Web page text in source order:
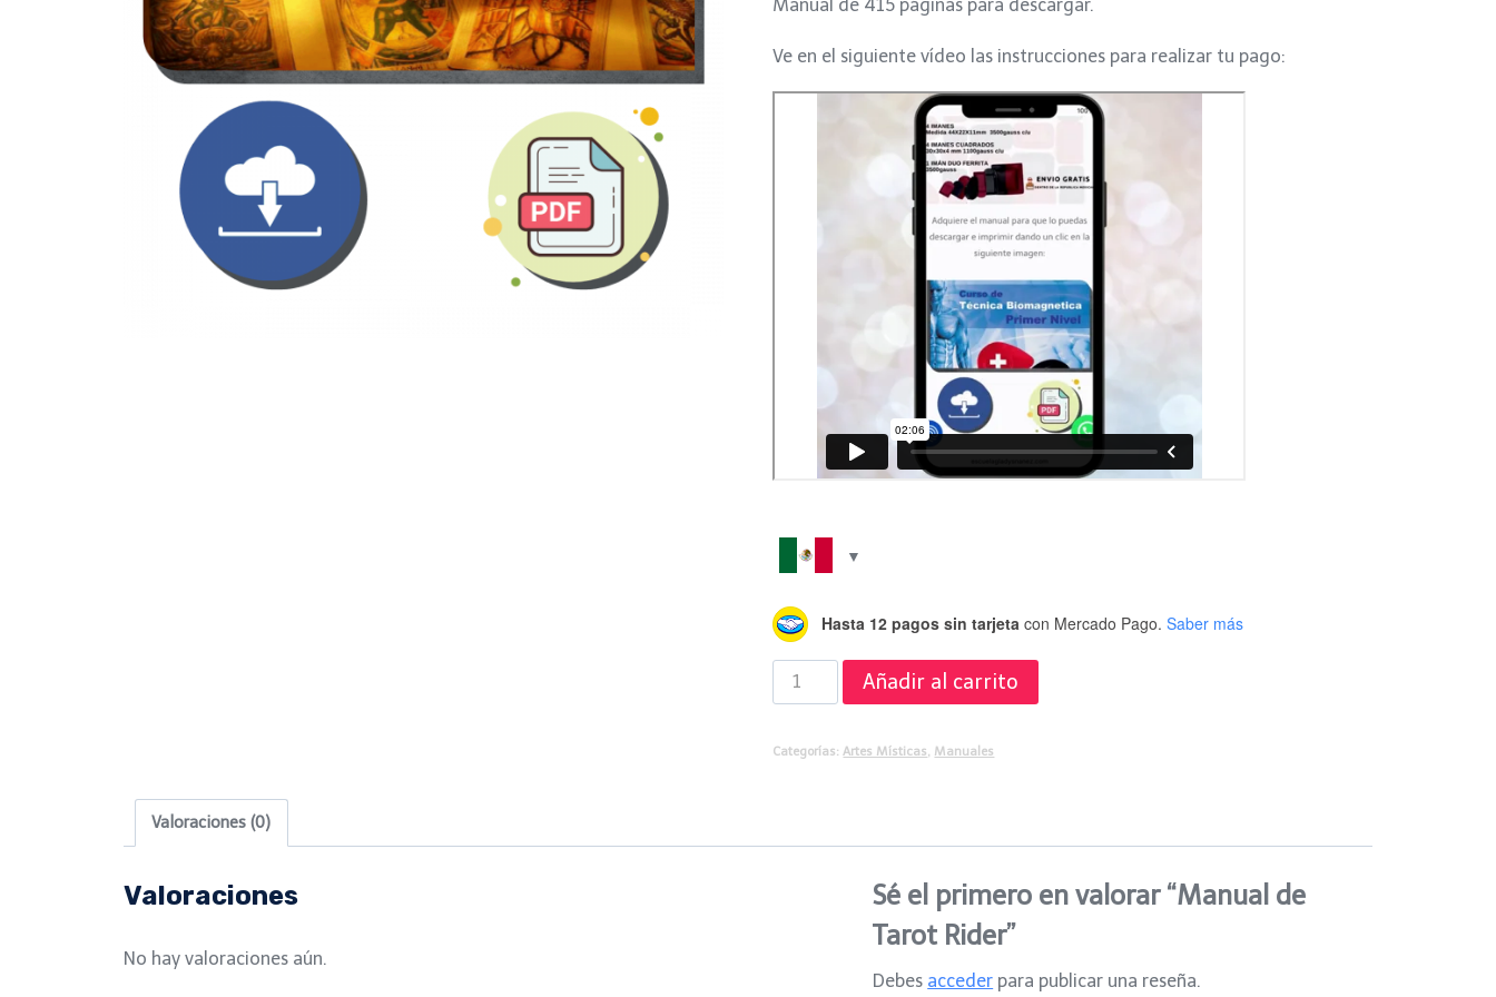
$150.$99.
Manual de 415 páginas para descargar.
Ve en el siguiente vídeo las instrucciones para realizar tu pago:
Hasta 12 pagos sin tarjeta con Mercado Pago. Saber más
Manual
de
Añadir al carrito
Categorías: Artes Místicas Manuales
Valoraciones (0)
Valoraciones
No hay valoraciones aún.
Sé el primero en valorar “Manual de
Tarot Rider”
Debes acceder para publicar una reseña.